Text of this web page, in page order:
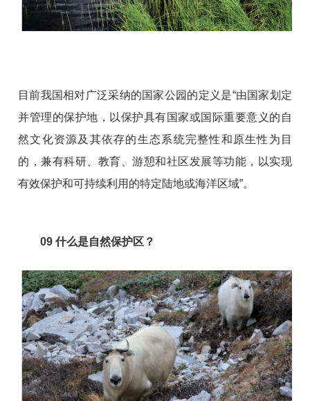
目前我国相对广泛采纳的国家公园的定义是“由国家划定
并管理的保护地，以保护具有国家或国际重要意义的自
然文化资源及其依存的生态系统完整性和原生性为目
的，兼有科研、教育、游憩和社区发展等功能，以实现
有效保护和可持续利用的特定陆地或海洋区域”。
09 什么是自然保护区？